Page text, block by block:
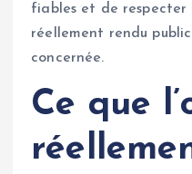
fiables et de respecter
réellement rendu
concernée.
Ce que